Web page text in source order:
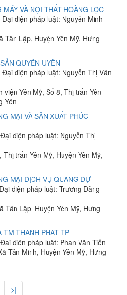
VÀ NỘI THẤT HOÀNG LỘC
Đại diện pháp luật: Nguyễn Minh
Tân Lập, Huyện Yên Mỹ, Hưng
QUYÊN UYÊN
Đại diện pháp luật: Nguyễn Thị Vân
Yên Mỹ, Số 8, Thị trấn Yên
Yên
MẠI VÀ SẢN XUẤT PHÚC
diện pháp luật: Nguyễn Thị
trấn Yên Mỹ, Huyện Yên Mỹ,
MẠI DỊCH VỤ QUANG DỰ
diện pháp luật: Trương Đăng
Tân Lập, Huyện Yên Mỹ, Hưng
TM THÀNH PHÁT TP
diện pháp luật: Phan Văn Tiến
Tân Minh, Huyện Yên Mỹ, Hưng
>|